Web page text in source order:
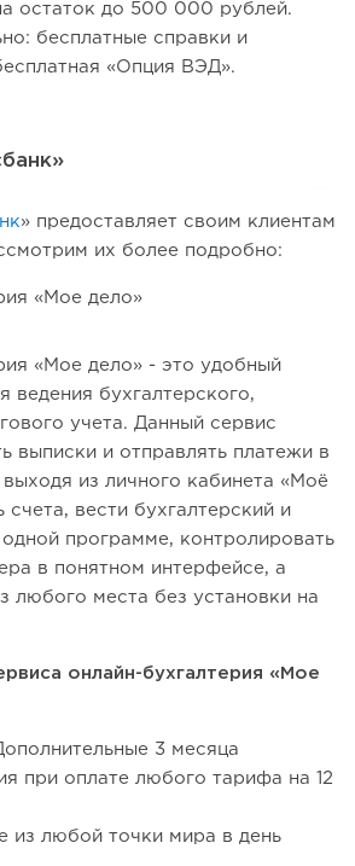
остаток до 500 000 рублей.
бесплатные справки и
«Опция ВЭД».
» предоставляет своим клиентам
их более подробно:
«Мое дело»
«Мое дело» - это удобный
ведения бухгалтерского,
учета. Данный сервис
выписки и отправлять платежи в
из личного кабинета «Моё
счета, вести бухгалтерский и
программе, контролировать
в понятном интерфейсе, а
любого места без установки на
онлайн-бухгалтерия «Мое
3 месяца
при оплате любого тарифа на 12
из любой точки мира в день